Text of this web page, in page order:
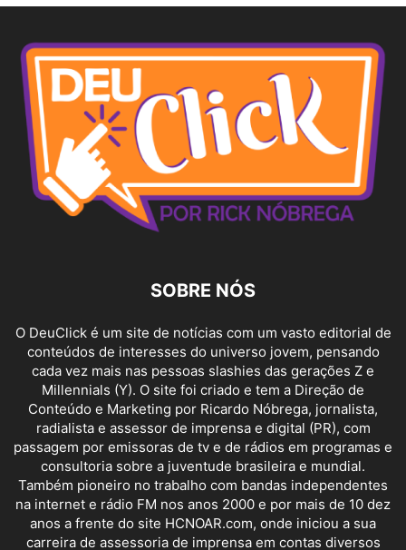
SOBRE NÓS
O DeuClick é um site de notícias com um vasto editorial de
conteúdos de interesses do universo jovem, pensando
cada vez mais nas pessoas slashies das gerações Z e
Millennials (Y). O site foi criado e tem a Direção de
Conteúdo e Marketing por Ricardo Nóbrega, jornalista,
radialista e assessor de imprensa e digital (PR), com
passagem por emissoras de tv e de rádios em programas e
consultoria sobre a juventude brasileira e mundial.
Também pioneiro no trabalho com bandas independentes
na internet e rádio FM nos anos 2000 e por mais de 10 dez
anos a frente do site HCNOAR.com, onde iniciou a sua
carreira de assessoria de imprensa em contas diversos